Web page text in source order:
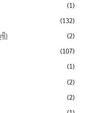
(1)
(132)
ชี)
(2)
(107)
(1)
(2)
(2)